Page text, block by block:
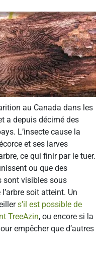
au Canada dans les
a depuis décimé des
L’insecte cause la
et ses larves
ce qui finir par le tuer.
ou que des
sont visibles sous
soit atteint. Un
s’il est possible de
TreeAzin, ou encore si la
empêcher que d’autres